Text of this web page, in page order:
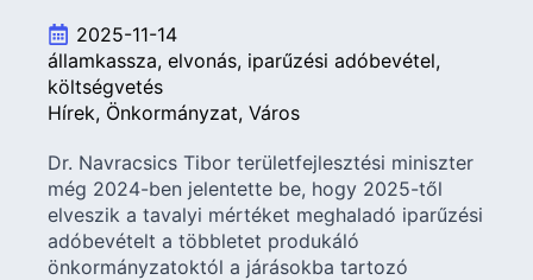
2025-11-14
államkassza elvonás iparűzési adóbevétel
költségvetés
Hírek Önkormányzat Város
Dr. Navracsics Tibor területfejlesztési miniszter
még 2024-ben jelentette be, hogy 2025-től
elveszik a tavalyi mértéket meghaladó iparűzési
adóbevételt a többletet produkáló
önkormányzatoktól a járásokba tartozó